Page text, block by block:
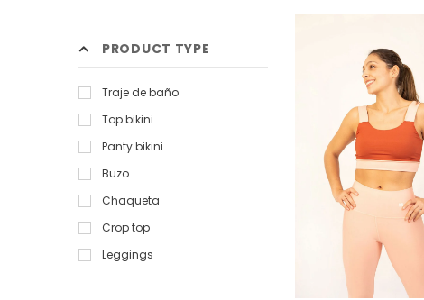
PRODUCT TYPE
Traje de baño
Top bikini
Panty bikini
Buzo
Chaqueta
Crop top
Leggings